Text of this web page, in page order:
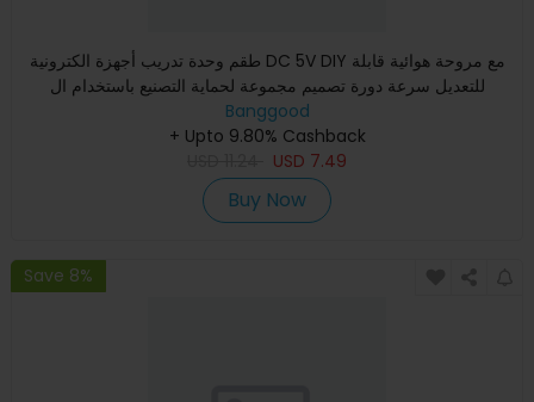
طقم وحدة تدريب أجهزة الكترونية DC 5V DIY مع مروحة هوائية قابلة
للتعديل سرعة دورة تصميم مجموعة لحماية التصنيع باستخدام ال
Banggood
+ Upto 9.80% Cashback
USD 7.49
Buy Now
Save 8%